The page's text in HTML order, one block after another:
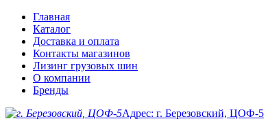
Главная
Каталог
Доставка и оплата
Контакты магазинов
Лизинг грузовых шин
О компании
Бренды
Адрес: г. Березовский, ЦОФ-5